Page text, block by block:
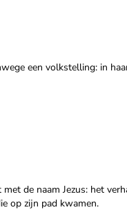
een volkstelling: in
de naam Jezus: het
op zijn pad kwamen.